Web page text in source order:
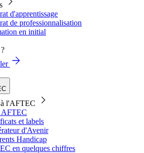
d'apprentissage
de professionnalisation
en initial
l'AFTEC
AFTEC
et labels
d'Avenir
Handicap
en quelques chiffres